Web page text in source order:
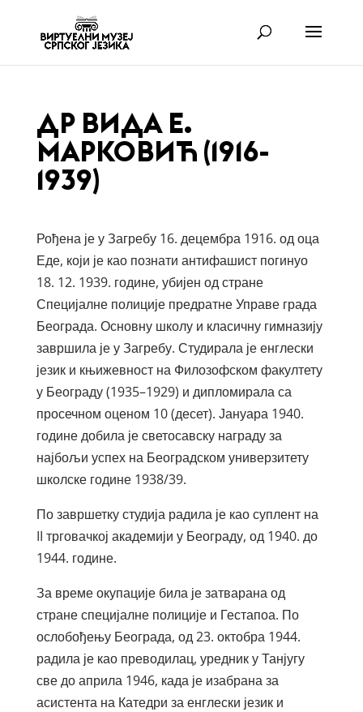
ДР ВИДА Е.
МАРКОВИЋ (1916-
1939)
Рођена је у Загребу 16. децембра 1916. од оца
Еде, који је као познати антифашист погинуо
18. 12. 1939. године, убијен од стране
Специјалне полиције предратне Управе града
Београда. Основну школу и класичну гимназију
завршила је у Загребу. Студирала је енглески
језик и књижевност на Филозофском факултету
у Београду (1935–1929) и дипломирала са
просечном оценом 10 (десет). Јануара 1940.
године добила је светосавску награду за
најбољи успех на Београдском универзитету
школске године 1938/39.
По завршетку студија радила је као суплент на
II трговачкој академији у Београду, од 1940. до
1944. године.
За време окупације била је затварана од
стране специјалне полиције и Гестапоа. По
ослобођењу Београда, од 23. октобра 1944.
радила је као преводилац, уредник у Танјугу
све до априла 1946, када је изабрана за
асистента на Катедри за енглески језик и